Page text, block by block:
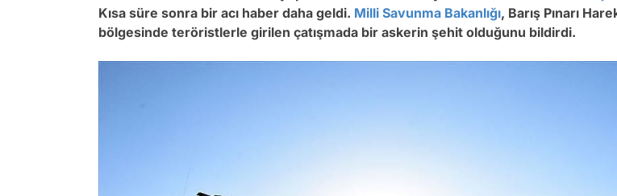
Kısa süre sonra bir acı haber daha geldi. Milli Savunma Bakanlığı, Barış Pınarı
bölgesinde teröristlerle girilen çatışmada bir askerin şehit olduğunu bildirdi.